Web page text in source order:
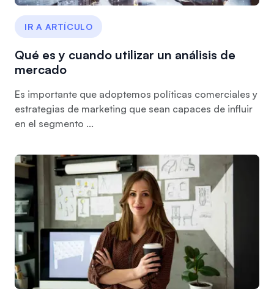
IR A ARTÍCULO
Qué es y cuando utilizar un análisis de
mercado
Es importante que adoptemos políticas comerciales y
estrategias de marketing que sean capaces de influir
en el segmento ...